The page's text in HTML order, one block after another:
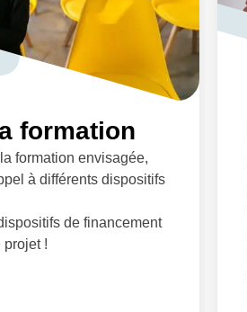
formation
formation envisagée,
à différents dispositifs
de financement
projet !